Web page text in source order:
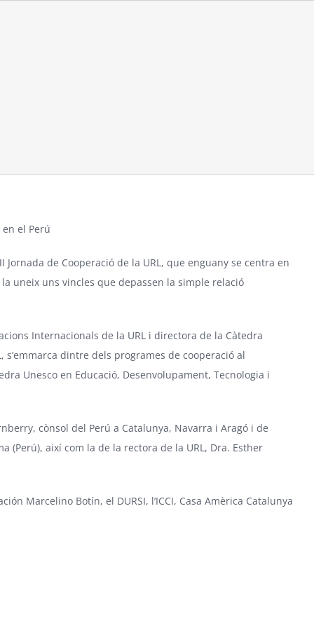
el Perú
de Cooperació de la URL, que enguany se centra en
uneix uns vincles que depassen la simple relació
Internacionals de la URL i directora de la Càtedra
s’emmarca dintre dels programes de cooperació al
Unesco en Educació, Desenvolupament, Tecnologia i
cònsol del Perú a Catalunya, Navarra i Aragó i de
(Perú), així com la de la rectora de la URL, Dra. Esther
Marcelino Botín, el DURSI, l’ICCI, Casa Amèrica Catalunya